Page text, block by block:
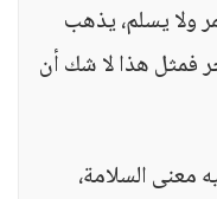
ولا يسلم، يذهب
فمثل هذا لا شك أن
معنى السلامة،